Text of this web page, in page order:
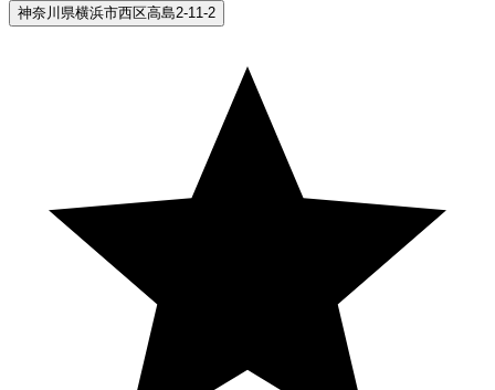
神奈川県横浜市西区高島2-11-2